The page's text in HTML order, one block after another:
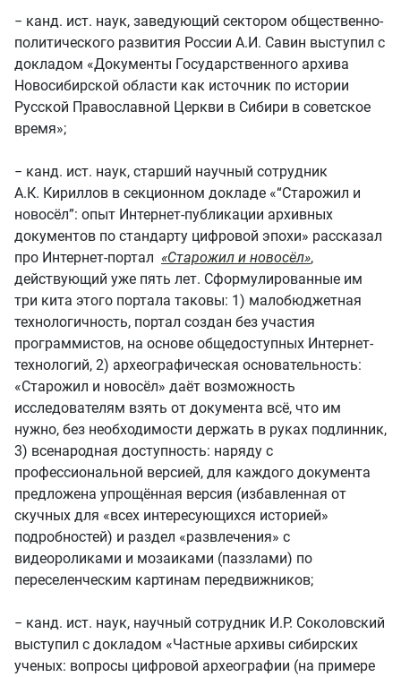
− канд. ист. наук, заведующий сектором общественно-
политического развития России А.И. Савин выступил с
докладом «Документы Государственного архива
Новосибирской области как источник по истории
Русской Православной Церкви в Сибири в советское
время»;
− канд. ист. наук, старший научный сотрудник
А.К. Кириллов в секционном докладе «“Старожил и
новосёл”: опыт Интернет-публикации архивных
документов по стандарту цифровой эпохи» рассказал
про Интернет-портал «Старожил и новосёл»,
действующий уже пять лет. Сформулированные им
три кита этого портала таковы: 1) малобюджетная
технологичность, портал создан без участия
программистов, на основе общедоступных Интернет-
технологий, 2) археографическая основательность:
«Старожил и новосёл» даёт возможность
исследователям взять от документа всё, что им
нужно, без необходимости держать в руках подлинник,
3) всенародная доступность: наряду с
профессиональной версией, для каждого документа
предложена упрощённая версия (избавленная от
скучных для «всех интересующихся историей»
подробностей) и раздел «развлечения» с
видеороликами и мозаиками (паззлами) по
переселенческим картинам передвижников;
− канд. ист. наук, научный сотрудник И.Р. Соколовский
выступил с докладом «Частные архивы сибирских
ученых: вопросы цифровой археографии (на примере